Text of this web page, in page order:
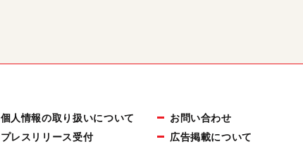
個人情報の取り扱いについて
プレスリリース受付
お問い合わせ
広告掲載について